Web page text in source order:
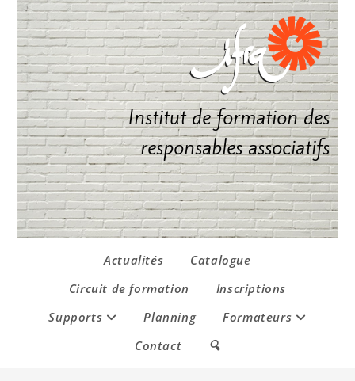
Institut de formation des
responsables associatifs
Actualités
Catalogue
Circuit de formation
Inscriptions
Supports
Planning
Formateurs
Contact
🔍